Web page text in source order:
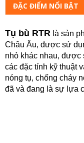
ĐẶC ĐIỂM NỔI BẬT
Tụ bù RTR là sản
Châu Âu, được sử
nhỏ khác nhau, được
các đặc tính kỹ thuật
nóng tụ, chống cháy
đã và đang là sự lựa